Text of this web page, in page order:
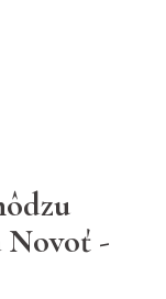
Novoť -